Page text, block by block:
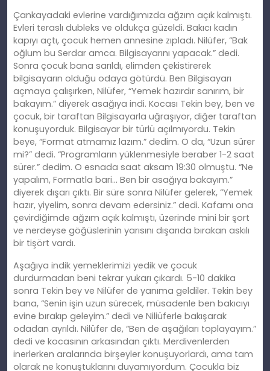
Çankayadaki evlerine vardığımızda ağzım açık kalmıştı.
Evleri teraslı dubleks ve oldukça güzeldi. Bakıcı kadın
kapıyı açtı, çocuk hemen annesine zıpladı. Nilüfer, “Bak
oğlum bu Serdar amca. Bilgisayarını yapacak.” dedi.
Sonra çocuk bana sarıldı, elimden çekistirerek
bilgisayarın olduğu odaya götürdü. Ben Bilgisayarı
açmaya çalışırken, Nilüfer, “Yemek hazırdır sanırım, bir
bakayım.” diyerek asağıya indi. Kocası Tekin bey, ben ve
çocuk, bir taraftan Bilgisayarla uğraşıyor, diğer taraftan
konuşuyorduk. Bilgisayar bir türlü açılmıyordu. Tekin
beye, “Format atmamız lazım.” dedim. O da, “Uzun sürer
mi?” dedi. “Programların yüklenmesiyle beraber 1-2 saat
sürer.” dedim. O esnada saat aksam 19:30 olmuştu. “Ne
yapalım, Formatla bari… Ben bir asağıya bakayım.”
diyerek dışarı çıktı. Bir süre sonra Nilüfer gelerek, “Yemek
hazır, yiyelim, sonra devam edersiniz.” dedi. Kafamı ona
çevirdiğimde ağzım açık kalmıştı, üzerinde mini bir şort
ve nerdeyse göğüslerinin yarısını dışarıda bırakan askılı
bir tişört vardı.
Aşağıya indik yemeklerimizi yedik ve çocuk
durdurmadan beni tekrar yukarı çıkardı. 5-10 dakika
sonra Tekin bey ve Nilüfer de yanıma geldiler. Tekin bey
bana, “Senin işin uzun sürecek, müsadenle ben bakıcıyı
evine bırakıp geleyim.” dedi ve Niliüferle bakışarak
odadan ayrıldı. Nilüfer de, “Ben de aşağıları toplayayım.”
dedi ve kocasının arkasından çıktı. Merdivenlerden
inerlerken aralarında birşeyler konuşuyorlardı, ama tam
olarak ne konuştuklarını duyamıyordum. Çocukla biz